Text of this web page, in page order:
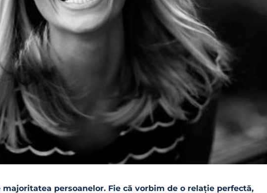
persoanelor. Fie că vorbim de o relație perfectă,